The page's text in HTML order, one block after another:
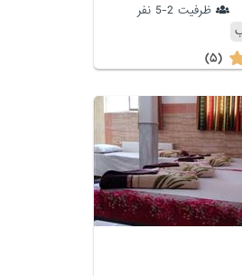
ظرفیت 2-5 نفر
(۵)